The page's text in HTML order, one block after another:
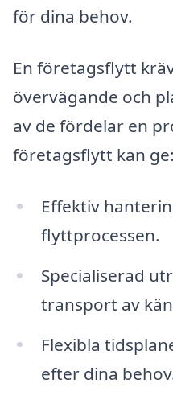
för dina behov.
En företagsflytt
övervägande och
av de fördelar en
företagsflytt kan ge:
Effektiv
flyttprocessen.
Specialiserad
transport av
Flexibla
efter dina